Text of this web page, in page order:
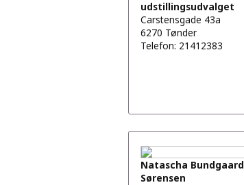
udstillingsudvalget
Carstensgade 43a
6270 Tønder
Telefon: 21412383
Natascha Bundgaard
Sørensen